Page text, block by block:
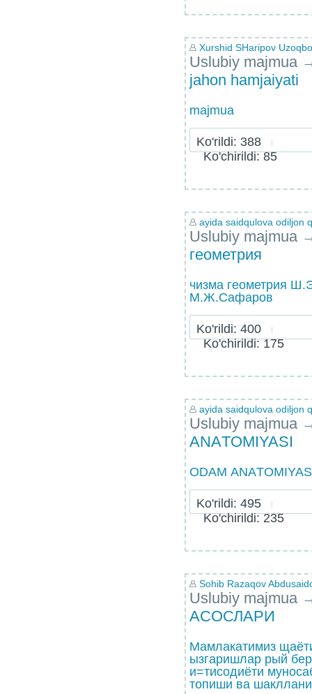
Xurshid SHaripov
Uslubiy majmua
jahon hamjaiyati
majmua
Ko'rildi: 388
Ko'chirildi: 85
ayida saidqulova odiljon
Uslubiy majmua
геометрия
чизма геометрия
М.Ж.Сафаров
Ko'rildi: 400
Ko'chirildi: 175
ayida saidqulova odiljon
Uslubiy majmua
АNАTОMIYASI
ОDАM
Ko'rildi: 495
Ko'chirildi: 235
Sohib Razaqov
Uslubiy majmua
АСОСЛАРИ
Мамлакатимиз
ызгаришлар рый
и=тисодиёти
топиши ва